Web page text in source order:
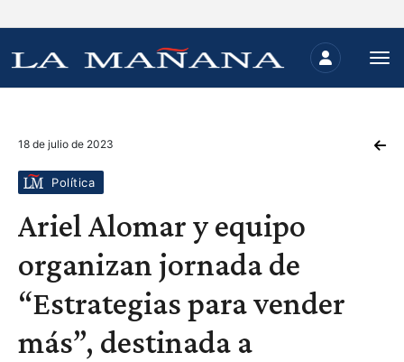
18 de julio de 2023
Política
Ariel Alomar y equipo
organizan jornada de
“Estrategias para vender
más”, destinada a